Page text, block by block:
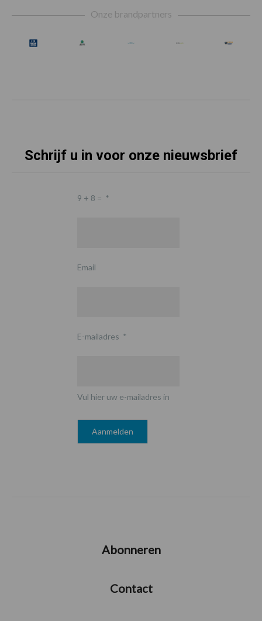
Onze brandpartners
Schrijf u in voor onze nieuwsbrief
9 + 8 = *
Email
E-mailadres *
Vul hier uw e-mailadres in
Abonneren
Contact